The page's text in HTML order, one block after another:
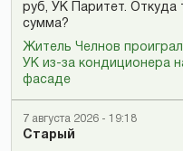
руб, УК Паритет. Откуда
сумма?
Житель Челнов
УК из-за кондиционера
фасаде
7 августа 2026 - 19:18
Старый